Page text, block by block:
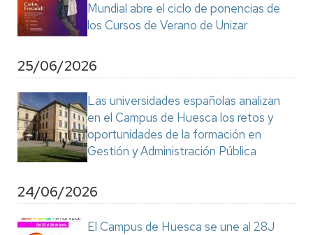
Mundial abre el ciclo de ponencias de
los Cursos de Verano de Unizar
25/06/2026
Las universidades españolas analizan
en el Campus de Huesca los retos y
oportunidades de la formación en
Gestión y Administración Pública
24/06/2026
El Campus de Huesca se une al 28J